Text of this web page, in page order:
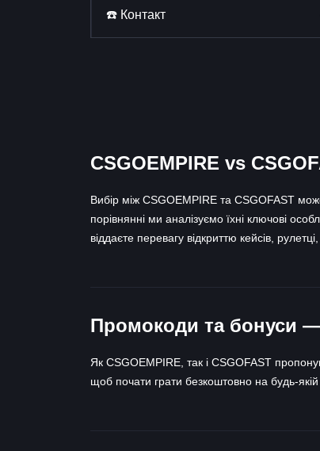
☎️ Контакт
CSGOEMPIRE vs
Вибір між CSGOEMPIRE та CSGOFAST
порівнянні ми аналізуємо їхні ключові
віддаєте перевагу відкриттю кейсів,
Промокоди та бонуси —
Як CSGOEMPIRE, так і CSGOFAST
щоб почати грати безкоштовно на будь-